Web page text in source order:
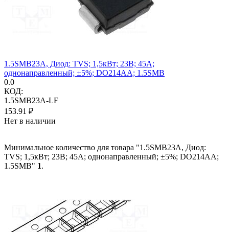
1.5SMB23A, Диод: TVS; 1,5кВт; 23В; 45А;
однонаправленный; ±5%; DO214AA; 1.5SMB
0.0
КОД:
1.5SMB23A-LF
153.91 ₽
Нет в наличии
Минимальное количество для товара "1.5SMB23A, Диод:
TVS; 1,5кВт; 23В; 45А; однонаправленный; ±5%; DO214AA;
1.5SMB" 1.